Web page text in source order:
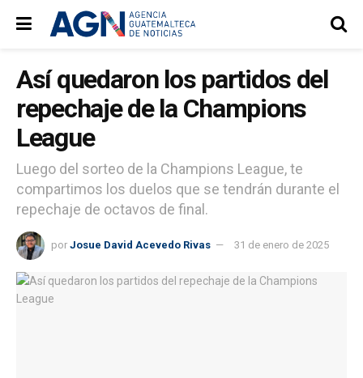
Así quedaron los partidos del
repechaje de la Champions
League
Luego del sorteo de la Champions League, te
compartimos los duelos que se tendrán durante el
repechaje de octavos de final.
por Josue David Acevedo Rivas 31 de enero de 2025